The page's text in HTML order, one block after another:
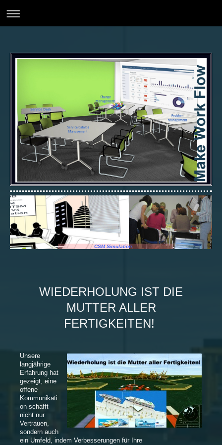
CSM Simulation
WIEDERHOLUNG IST DIE
MUTTER ALLER
FERTIGKEITEN!
Unsere
langjährige
Erfahrung hat
gezeigt, eine
offene
Kommunikati
on schafft
nicht nur
Vertrauen,
sondern auch
ein Umfeld, indem Verbesserungen für Ihre